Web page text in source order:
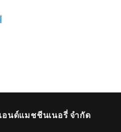
นด์แมชชีนเนอรี่ จำกัด